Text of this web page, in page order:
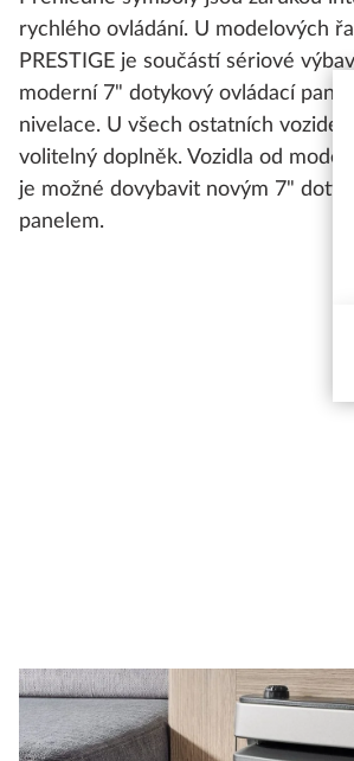
rychlého ovládání. U modelových
PRESTIGE je součástí sériové
moderní 7" dotykový ovládací panel
nivelace. U všech ostatních vozidel
volitelný doplněk. Vozidla od
je možné dovybavit novým 7"
panelem.